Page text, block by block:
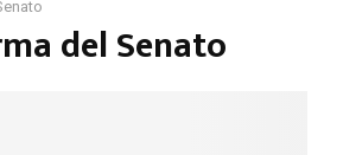
del Senato